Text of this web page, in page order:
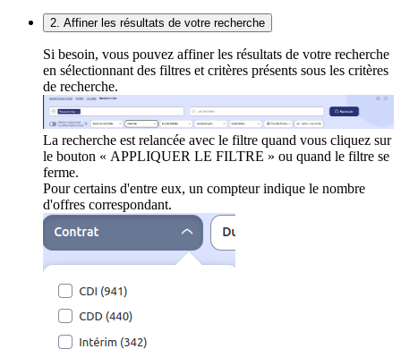
2. Affiner les résultats de votre recherche
Si besoin, vous pouvez affiner les résultats de votre recherche
en sélectionnant des filtres et critères présents sous les critères
de recherche.
La recherche est relancée avec le filtre quand vous cliquez sur
le bouton « APPLIQUER LE FILTRE » ou quand le filtre se
ferme.
Pour certains d'entre eux, un compteur indique le nombre
d'offres correspondant.